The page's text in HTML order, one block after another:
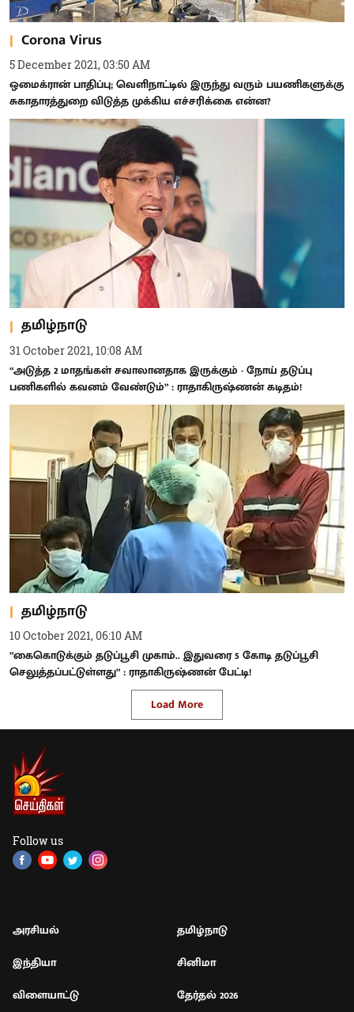
Corona Virus
5 December 2021, 03:50 AM
ஒமைக்ரான் பாதிப்பு; வெளிநாட்டில் இருந்து வரும் பயணிகளுக்கு
சுகாதாரத்துறை விடுத்த முக்கிய எச்சரிக்கை என்ன?
தமிழ்நாடு
31 October 2021, 10:08 AM
“அடுத்த 2 மாதங்கள் சவாலானதாக இருக்கும் - நோய் தடுப்பு
பணிகளில் கவனம் வேண்டும்” : ராதாகிருஷ்ணன் கடிதம்!
தமிழ்நாடு
10 October 2021, 06:10 AM
”கைகொடுக்கும் தடுப்பூசி முகாம்.. இதுவரை 5 கோடி தடுப்பூசி
செலுத்தப்பட்டுள்ளது” : ராதாகிருஷ்ணன் பேட்டி!
Load More
Follow us
அரசியல்
தமிழ்நாடு
இந்தியா
சினிமா
விளையாட்டு
தேர்தல் 2026